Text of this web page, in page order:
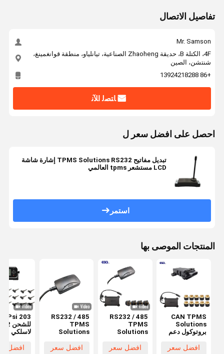
تفاصيل الاتصال
Mr. Samson
4F، الكتلة B، حديقة Zhaoheng الصناعية، تيانلياو، منطقة قوانغمينغ،
شنتشن، الصين
+86 13924218288
ﺎﺘﺼﻟ ﺍﻶﻧ
احصل على افضل سعر ل
تبديل مفاتيح TPMS Solutions RS232 إشارة شاشة
LCD مستشعر tpms العالمي
استمر
المنتجات الموصى بها
CAN TPMS
Solutions
بروتوكول دعم
بتنسيق 1939
افضل سعر
RS232 / 485
TPMS
Solutions
Interface
افضل سعر
RS232 / 485
TPMS
Solutions
Interface
افضل سعر افضل